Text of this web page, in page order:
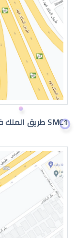
SMC1 طريق الملك فهد - الرياض